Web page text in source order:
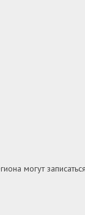
могут